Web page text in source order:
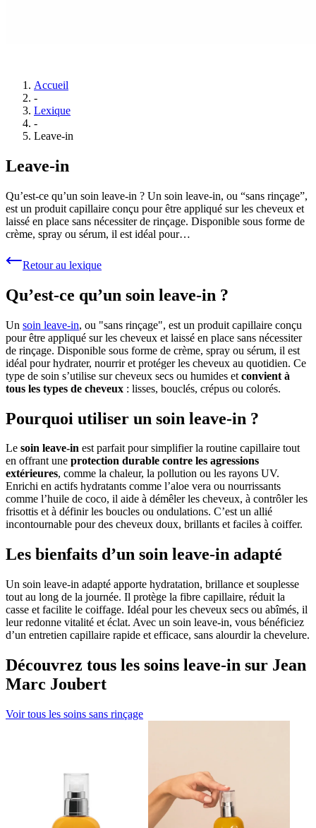
Accueil
-
Lexique
-
Leave-in
Leave-in
Qu’est-ce qu’un soin leave-in ? Un soin leave-in, ou “sans rinçage”,
est un produit capillaire conçu pour être appliqué sur les cheveux et
laissé en place sans nécessiter de rinçage. Disponible sous forme de
crème, spray ou sérum, il est idéal pour…
Retour au lexique
Qu’est-ce qu’un soin leave-in ?
Un soin leave-in, ou "sans rinçage", est un produit capillaire conçu
pour être appliqué sur les cheveux et laissé en place sans nécessiter
de rinçage. Disponible sous forme de crème, spray ou sérum, il est
idéal pour hydrater, nourrir et protéger les cheveux au quotidien. Ce
type de soin s’utilise sur cheveux secs ou humides et convient à
tous les types de cheveux : lisses, bouclés, crépus ou colorés.
Pourquoi utiliser un soin leave-in ?
Le soin leave-in est parfait pour simplifier la routine capillaire tout
en offrant une protection durable contre les agressions
extérieures, comme la chaleur, la pollution ou les rayons UV.
Enrichi en actifs hydratants comme l’aloe vera ou nourrissants
comme l’huile de coco, il aide à démêler les cheveux, à contrôler les
frisottis et à définir les boucles ou ondulations. C’est un allié
incontournable pour des cheveux doux, brillants et faciles à coiffer.
Les bienfaits d’un soin leave-in adapté
Un soin leave-in adapté apporte hydratation, brillance et souplesse
tout au long de la journée. Il protège la fibre capillaire, réduit la
casse et facilite le coiffage. Idéal pour les cheveux secs ou abîmés, il
leur redonne vitalité et éclat. Avec un soin leave-in, vous bénéficiez
d’un entretien capillaire rapide et efficace, sans alourdir la chevelure.
Découvrez tous les soins leave-in sur Jean
Marc Joubert
Voir tous les soins sans rinçage